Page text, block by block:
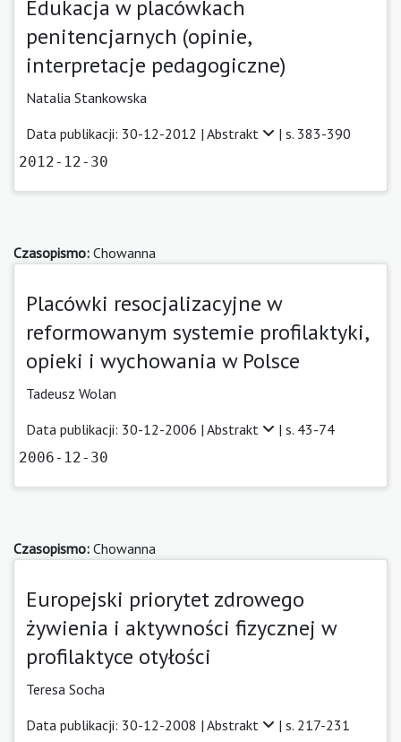
Edukacja w placówkach
penitencjarnych (opinie,
interpretacje pedagogiczne)
Natalia Stankowska
Data publikacji: 30-12-2012 | Abstrakt | s. 383-390
2012-12-30
Czasopismo: Chowanna
Placówki resocjalizacyjne w
reformowanym systemie profilaktyki,
opieki i wychowania w Polsce
Tadeusz Wolan
Data publikacji: 30-12-2006 | Abstrakt | s. 43-74
2006-12-30
Czasopismo: Chowanna
Europejski priorytet zdrowego
żywienia i aktywności fizycznej w
profilaktyce otyłości
Teresa Socha
Data publikacji: 30-12-2008 | Abstrakt | s. 217-231